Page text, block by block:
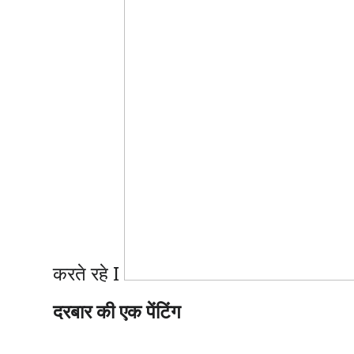
करते रहे I
दरबार की एक पेंटिंग